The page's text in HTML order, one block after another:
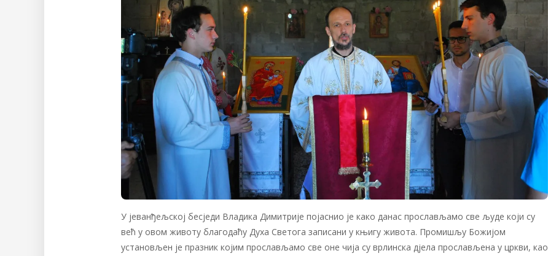
У јеванђељској бесједи Владика Димитрије појаснио је како данас прослављамо све људе који су
већ у овом животу благодаћу Духа Светога записани у књигу живота. Промишљу Божијом
установљен је празник којим прослављамо све оне чија су врлинска дјела прослављена у цркви, као